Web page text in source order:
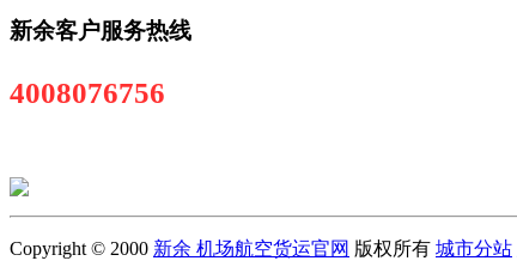
新余客户服务热线
4008076756
Copyright © 2000 新余 机场航空货运官网 版权所有 城市分站